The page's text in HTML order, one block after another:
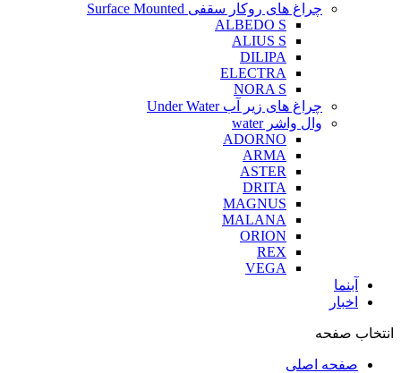
چراغ های روکار سقفی Surface Mounted
ALBEDO S
ALIUS S
DILIPA
ELECTRA
NORA S
چراغ های زیر آب Under Water
وال واشر water
ADORNO
ARMA
ASTER
DRITA
MAGNUS
MALANA
ORION
REX
VEGA
آبنما
اخبار
انتخاب صفحه
صفحه اصلی